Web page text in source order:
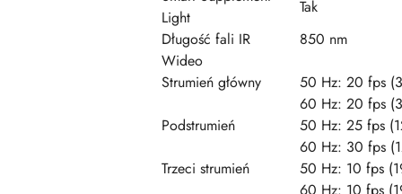
Light
Tak
Długość fali IR
850 nm
Wideo
Strumień główny
50 Hz: 20 fps
60 Hz: 20 fps
Podstrumień
50 Hz: 25 fps
60 Hz: 30 fps
Trzeci strumień
50 Hz: 10 fps
60 Hz: 10 fps